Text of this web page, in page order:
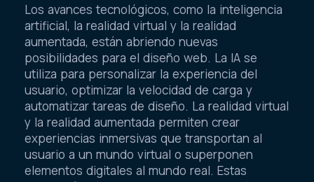
Los avances tecnológicos, como la inteligencia
artificial, la realidad virtual y la realidad
aumentada, están abriendo nuevas
posibilidades para el diseño web. La IA se
utiliza para personalizar la experiencia del
usuario, optimizar la velocidad de carga y
automatizar tareas de diseño. La realidad virtual
y la realidad aumentada permiten crear
experiencias inmersivas que transportan al
usuario a un mundo virtual o superponen
elementos digitales al mundo real. Estas